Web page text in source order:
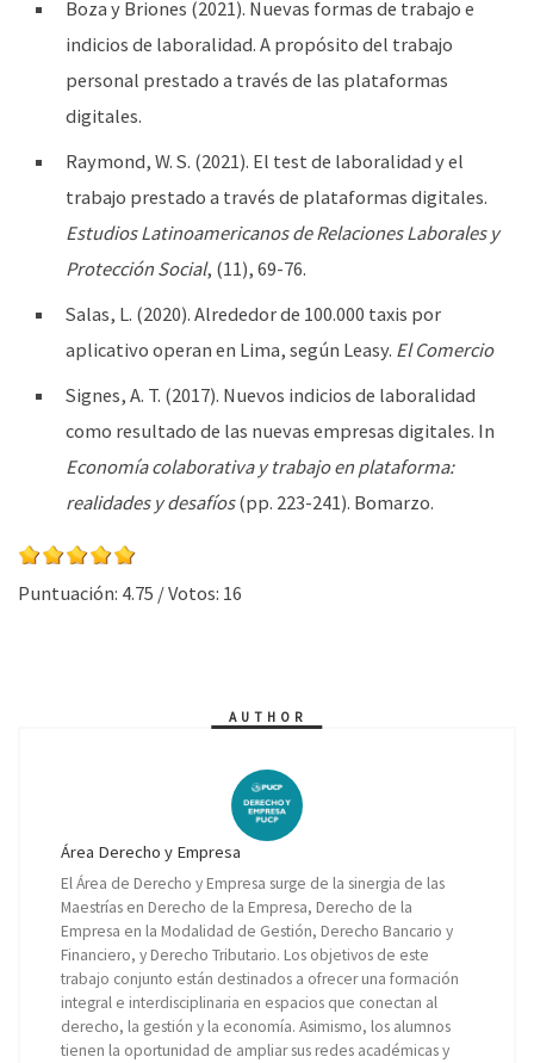
Boza y Briones (2021). Nuevas formas de trabajo e
indicios de laboralidad. A propósito del trabajo
personal prestado a través de las plataformas
digitales.
Raymond, W. S. (2021). El test de laboralidad y el
trabajo prestado a través de plataformas digitales.
Estudios Latinoamericanos de Relaciones Laborales y
Protección Social, (11), 69-76.
Salas, L. (2020). Alrededor de 100.000 taxis por
aplicativo operan en Lima, según Leasy. El Comercio
Signes, A. T. (2017). Nuevos indicios de laboralidad
como resultado de las nuevas empresas digitales. In
Economía colaborativa y trabajo en plataforma:
realidades y desafíos(pp. 223-241). Bomarzo.
Puntuación: 4.75 / Votos: 16
AUTHOR
Área Derecho y Empresa
El Área de Derecho y Empresa surge de la sinergia de las
Maestrías en Derecho de la Empresa, Derecho de la
Empresa en la Modalidad de Gestión, Derecho Bancario y
Financiero, y Derecho Tributario. Los objetivos de este
trabajo conjunto están destinados a ofrecer una formación
integral e interdisciplinaria en espacios que conectan al
derecho, la gestión y la economía. Asimismo, los alumnos
tienen la oportunidad de ampliar sus redes académicas y